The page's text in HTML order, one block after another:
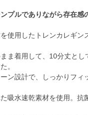
プルでありながら存在感
使用したトレンカレギン
ま着用して、10分丈と
。
ン設計で、しっかりフィ
吸水速乾素材を使用。抗